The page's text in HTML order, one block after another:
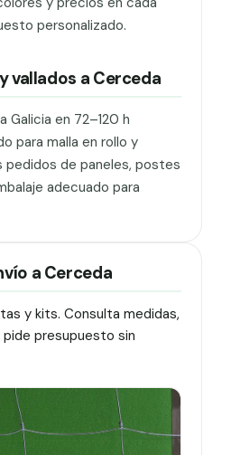
personalizado.
vallados a Cerceda
Galicia en 72–120 h
para malla en rollo y
pedidos de paneles, postes
adecuado para
a Cerceda
y kits. Consulta medidas,
presupuesto sin